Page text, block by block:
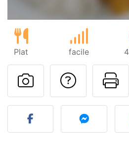
Plat facile
Publier votre